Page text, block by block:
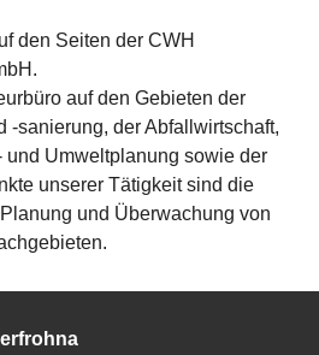
den Seiten der CWH
auf den Gebieten der
-sanierung, der Abfallwirtschaft,
und Umweltplanung sowie der
unserer Tätigkeit sind die
und Überwachung von